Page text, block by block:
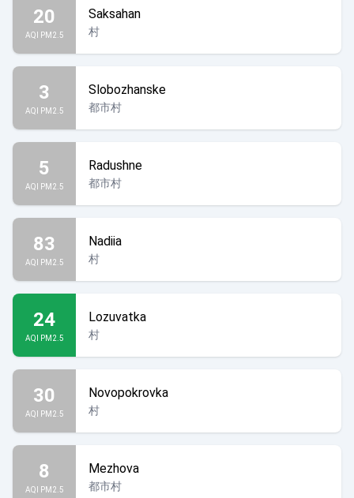
20
AQI PM2.5
Saksahan
村
3
AQI PM2.5
Slobozhanske
都市村
5
AQI PM2.5
Radushne
都市村
83
AQI PM2.5
Nadiia
村
24
AQI PM2.5
Lozuvatka
村
30
AQI PM2.5
Novopokrovka
村
8
AQI PM2.5
Mezhova
都市村